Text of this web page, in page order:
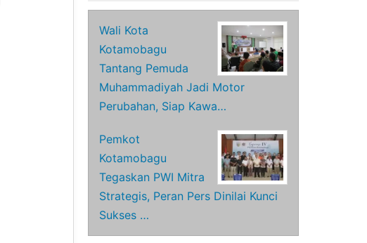
Wali Kota
Kotamobagu
Tantang Pemuda
Muhammadiyah Jadi Motor
Perubahan, Siap Kawa…
Pemkot
Kotamobagu
Tegaskan PWI Mitra
Strategis, Peran Pers Dinilai Kunci
Sukses …